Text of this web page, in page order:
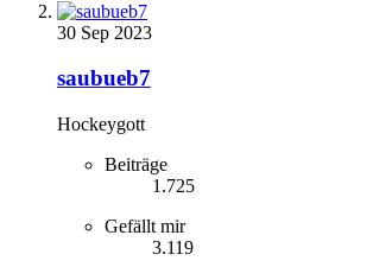
30 Sep 2023
saubueb7
Hockeygott
Beiträge
1.725
Gefällt mir
3.119